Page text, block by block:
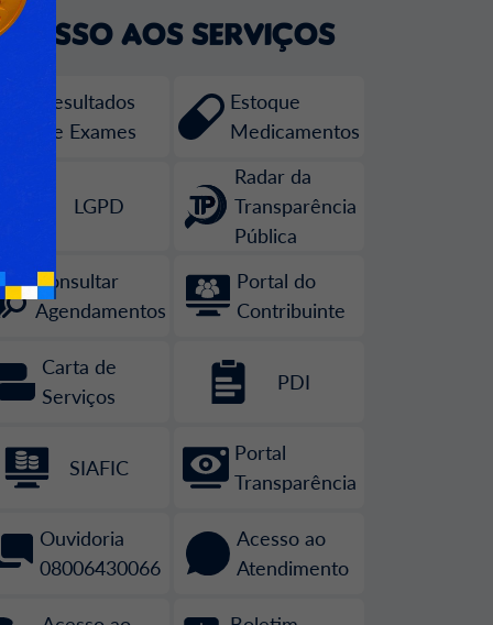
aos Serviços
Resultados
de Exames
Estoque
Medicamentos
LGPD
Radar da
Transparência
Pública
Consultar
Agendamentos
Portal do
Contribuinte
Carta de
Serviços
PDI
SIAFIC
Portal
Transparência
Ouvidoria
08006430066
Acesso ao
Atendimento